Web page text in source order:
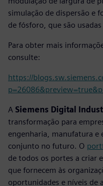
simulação de dispersão e
de fósforo, que são
Para obter mais
consulte:
https://
A Siemens Digital
transformação para
engenharia, manufatura e
conjunto no futuro. O
de todos os portes a criar
que fornecem às
oportunidades e níveis de